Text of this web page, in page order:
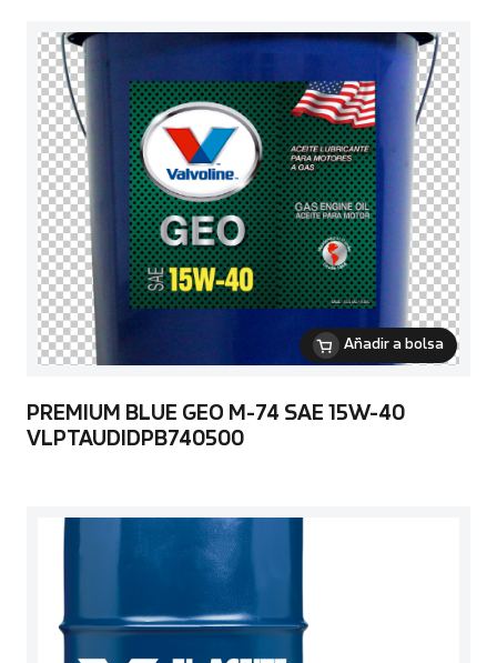
Añadir a bolsa
PREMIUM BLUE GEO M-74 SAE 15W-40
VLPTAUDIDPB740500